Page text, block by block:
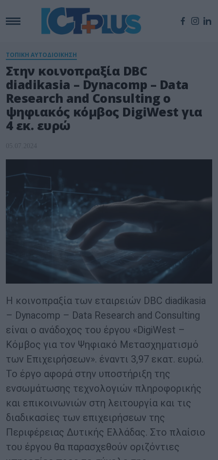
ΤΟΠΙΚΗ ΑΥΤΟΔΙΟΙΚΗΣΗ
Στην κοινοπραξία DBC
diadikasia – Dynacomp – Data
Research and Consulting ο
ψηφιακός κόμβος DigiWest για
4 εκ. ευρώ
05.07.2024
Η κοινοπραξία των εταιρειών DBC diadikasia
– Dynacomp – Data Research and Consulting
είναι ο ανάδοχος του έργου «DigiWest –
Κόμβος για τον Ψηφιακό Μετασχηματισμό
των Επιχειρήσεων». έναντι 3,97 εκατ. ευρώ.
Το έργο αφορά στην υποστήριξη της
ενσωμάτωσης τεχνολογιών πληροφορικής
και επικοινωνιών στη λειτουργία και τις
διαδικασίες των επιχειρήσεων της
Περιφέρειας Δυτικής Ελλάδας. Στο πλαίσιο
του έργου θα παρασχεθούν οριζόντιες